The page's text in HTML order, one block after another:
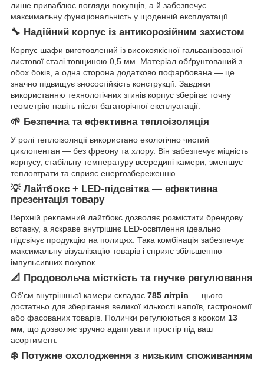
лише приваблює погляди покупців, а й забезпечує
максимальну функціональність у щоденній експлуатації.
🔧 Надійний корпус із антикорозійним захистом
Корпус шафи виготовлений із високоякісної гальванізованої
листової сталі товщиною 0,5 мм. Матеріал обґрунтований з
обох боків, а одна сторона додатково пофарбована — це
значно підвищує зносостійкість конструкції. Завдяки
використанню технологічних згинів корпус зберігає точну
геометрію навіть після багаторічної експлуатації.
🌱 Безпечна та ефективна теплоізоляція
У ролі теплоізоляції використано екологічно чистий
циклопентан — без фреону та хлору. Він забезпечує міцність
корпусу, стабільну температуру всередині камери, зменшує
тепловтрати та сприяє енергозбереженню.
💡 Лайтбокс + LED-підсвітка — ефективна
презентація товару
Верхній рекламний лайтбокс дозволяє розмістити брендову
вставку, а яскраве внутрішнє LED-освітлення ідеально
підсвічує продукцію на полицях. Така комбінація забезпечує
максимальну візуалізацію товарів і сприяє збільшенню
імпульсивних покупок.
📐 Продовольча місткість та гнучке регулювання
Об'єм внутрішньої камери складає 785 літрів — цього
достатньо для зберігання великої кількості напоїв, гастрономії
або фасованих товарів. Полички регулюються з кроком 13
мм, що дозволяє зручно адаптувати простір під ваш
асортимент.
❄️ Потужне охолодження з низьким споживанням